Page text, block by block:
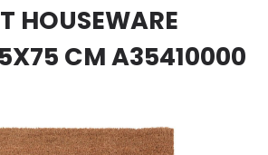
HOUSEWARE
CM A35410000